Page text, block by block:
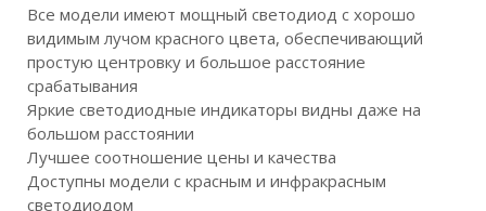
Все модели имеют мощный светодиод с хорошо
видимым лучом красного цвета, обеспечивающий
простую центровку и большое расстояние
срабатывания
Яркие светодиодные индикаторы видны даже на
большом расстоянии
Лучшее соотношение цены и качества
Доступны модели с красным и инфракрасным
светодиодом